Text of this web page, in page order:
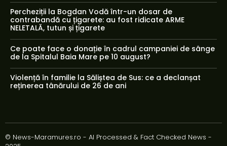
Percheziții la Bogdan Vodă într-un dosar de
contrabandă cu țigarete: au fost ridicate ARME
NELETALĂ, tutun și țigarete
Ce poate face o donație în cadrul campaniei de sânge
de la Spitalul Baia Mare pe 10 august?
Violență în familie la Săliștea de Sus: ce a declanșat
reținerea tânărului de 26 de ani
© News-Maramures.ro - AI Processed & Fact Checked News -